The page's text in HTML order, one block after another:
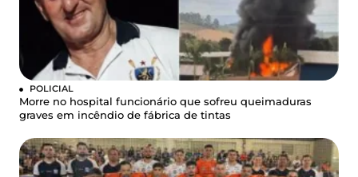
POLICIAL
Morre no hospital funcionário que sofreu queimaduras
graves em incêndio de fábrica de tintas